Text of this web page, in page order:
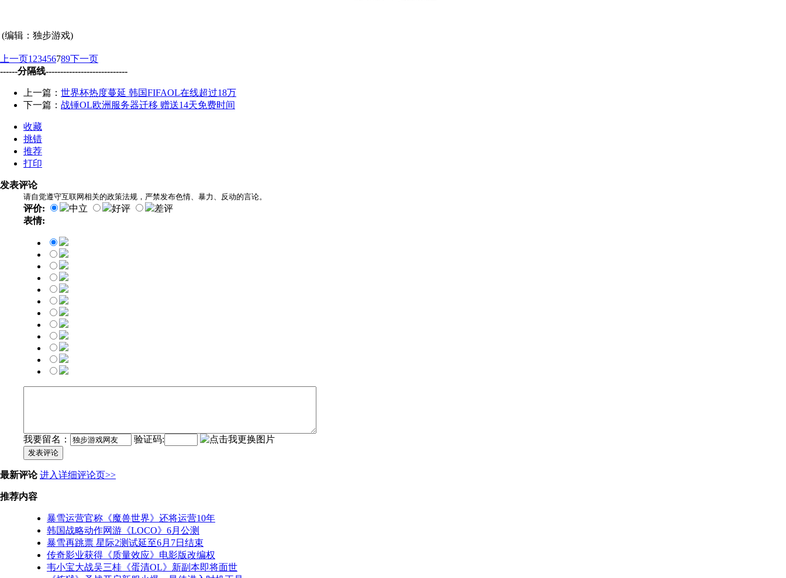
(编辑：独步游戏)
上一页1 23456789下一页
------分隔线----------------------------
上一篇： 世界杯热度蔓延 韩国FIFAOL在线超过18万
下一篇： 战锤OL欧洲服务器迁移 赠送14天免费时间
收藏
挑错
推荐
打印
发表评论
请自觉遵守互联网相关的政策法规，严禁发布色情、暴力、反动的言论。
评价: 中立 好评
差评
表情:
我要留名： 验证码:
发表评论
最新评论 进入详细评论页>>
推荐内容
暴雪运营官称《魔兽世界》还将运营10年
韩国战略动作网游《LOCO》6月公测
暴雪再跳票 星际2测试延至6月7日结束
传奇影业获得《质量效应》电影版改编权
韦小宝大战吴三桂《蛋清OL》新副本即将面世